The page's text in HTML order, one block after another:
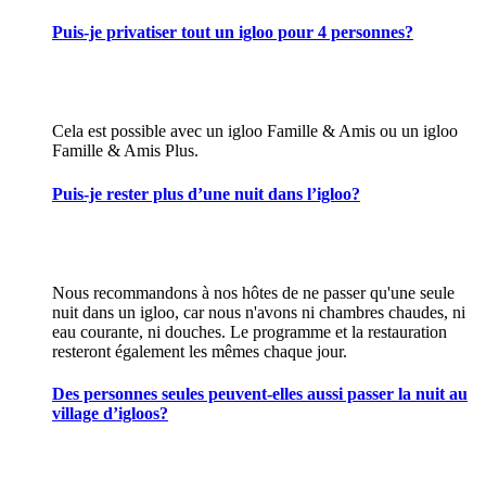
Puis-je privatiser tout un igloo pour 4 personnes?
Cela est possible avec un igloo Famille & Amis ou un igloo
Famille & Amis Plus.
Puis-je rester plus d’une nuit dans l’igloo?
Nous recommandons à nos hôtes de ne passer qu'une seule
nuit dans un igloo, car nous n'avons ni chambres chaudes, ni
eau courante, ni douches. Le programme et la restauration
resteront également les mêmes chaque jour.
Des personnes seules peuvent-elles aussi passer la nuit au
village d’igloos?